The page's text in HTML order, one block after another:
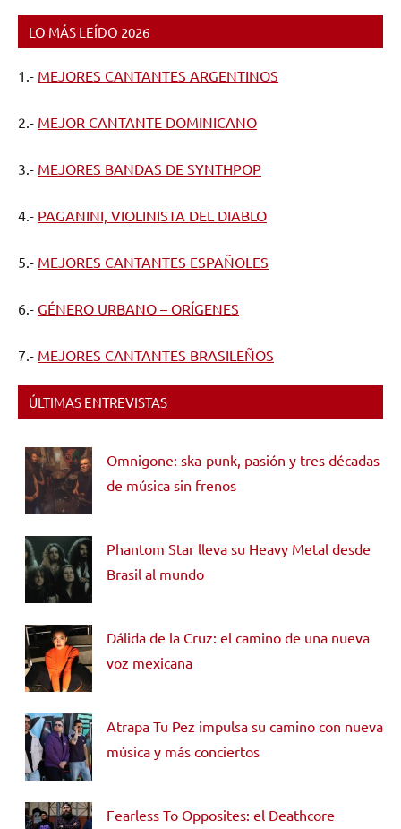
LO MÁS LEÍDO 2026
1.- MEJORES CANTANTES ARGENTINOS
2.- MEJOR CANTANTE DOMINICANO
3.- MEJORES BANDAS DE SYNTHPOP
4.- PAGANINI, VIOLINISTA DEL DIABLO
5.- MEJORES CANTANTES ESPAÑOLES
6.- GÉNERO URBANO – ORÍGENES
7.- MEJORES CANTANTES BRASILEÑOS
ÚLTIMAS ENTREVISTAS
Omnigone: ska-punk, pasión y tres décadas
de música sin frenos
Phantom Star lleva su Heavy Metal desde
Brasil al mundo
Dálida de la Cruz: el camino de una nueva
voz mexicana
Atrapa Tu Pez impulsa su camino con nueva
música y más conciertos
Fearless To Opposites: el Deathcore